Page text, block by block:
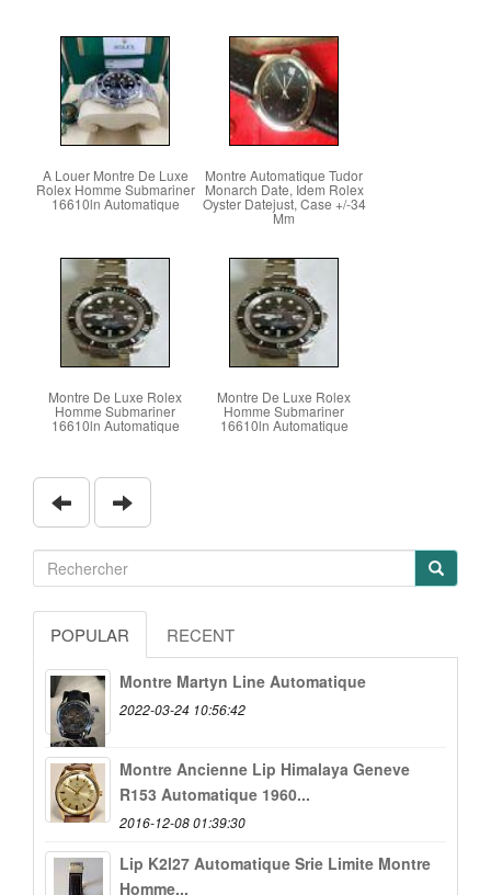
A Louer Montre De Luxe
Rolex Homme Submariner
16610ln Automatique
Montre Automatique Tudor
Monarch Date, Idem Rolex
Oyster Datejust, Case +/-34
Mm
Montre De Luxe Rolex
Homme Submariner
16610ln Automatique
Montre De Luxe Rolex
Homme Submariner
16610ln Automatique
POPULAR RECENT
Montre Martyn Line Automatique
2022-03-24 10:56:42
Montre Ancienne Lip Himalaya Geneve
R153 Automatique 1960...
2016-12-08 01:39:30
Lip K2l27 Automatique Srie Limite Montre
Homme...